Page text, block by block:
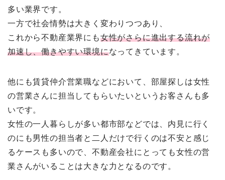
多い業界です。
一方で社会情勢は大きく変わりつつあり、
これから不動産業界にも女性がさらに進出する流れが
加速し、働きやすい環境になってきています。
他にも賃貸仲介営業職などにおいて、部屋探しは女性
の営業さんに担当してもらいたいというお客さんも多
いです。
女性の一人暮らしが多い都市部などでは、内見に行く
のにも男性の担当者と二人だけで行くのは不安と感じ
るケースも多いので、不動産会社にとっても女性の営
業さんがいることは大きな力となるのです。